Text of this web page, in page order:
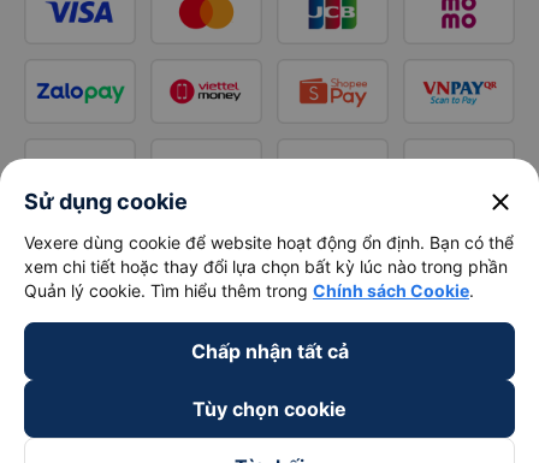
Sử dụng cookie close
Vexere dùng cookie để website hoạt động ổn định. Bạn có thể
xem chi tiết hoặc thay đổi lựa chọn bất kỳ lúc nào trong phần
Quản lý cookie. Tìm hiểu thêm trong Chính sách Cookie.
Chấp nhận tất cả
Tùy chọn cookie